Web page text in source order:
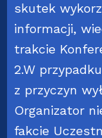
skutek
informacji,
trakcie
2.W
z przyczyn
Organizator
fakcie